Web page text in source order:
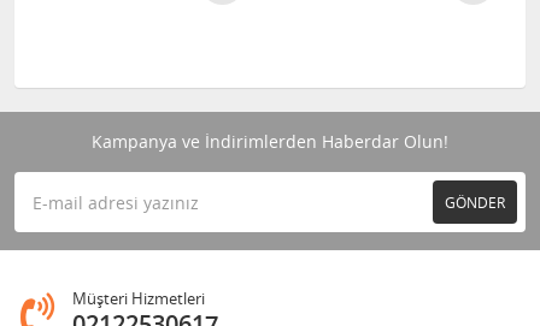
Kampanya ve İndirimlerden Haberdar Olun!
GÖNDER
Müşteri Hizmetleri